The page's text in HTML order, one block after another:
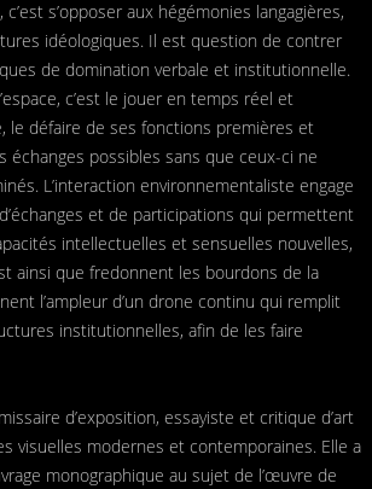
s’opposer aux hégémonies langagières,
idéologiques. Il est question de contrer
de domination verbale et institutionnelle.
c’est le jouer en temps réel et
le défaire de ses fonctions premières et
échanges possibles sans que ceux-ci ne
L’interaction environnementaliste engage
et de participations qui permettent
intellectuelles et sensuelles nouvelles,
ainsi que fredonnent les bourdons de la
l’ampleur d’un drone continu qui remplit
institutionnelles, afin de les faire
d’exposition, essayiste et critique d’art
visuelles modernes et contemporaines. Elle a
monographique au sujet de l’œuvre de